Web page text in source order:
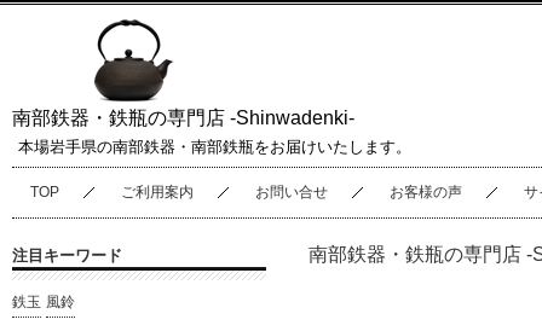
南部鉄器・鉄瓶の専門店 -Shinwadenki-
本場岩手県の南部鉄器・南部鉄瓶をお届けいたします。
TOP ご利用案内 お問い合せ お客様の声 サ
南部鉄器・鉄瓶の専門店 -
注目キーワード
鉄玉 風鈴